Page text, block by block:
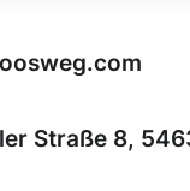
Straße 8,